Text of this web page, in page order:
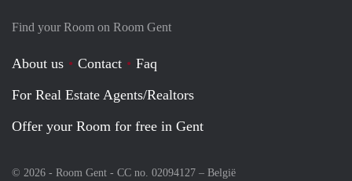
Find your Room on Room Gent
About us Contact
Faq
For Real Estate Agents/Realtors
Offer your Room for free in Gent
© 2026 - Room Gent - CC no. 02094127 – België